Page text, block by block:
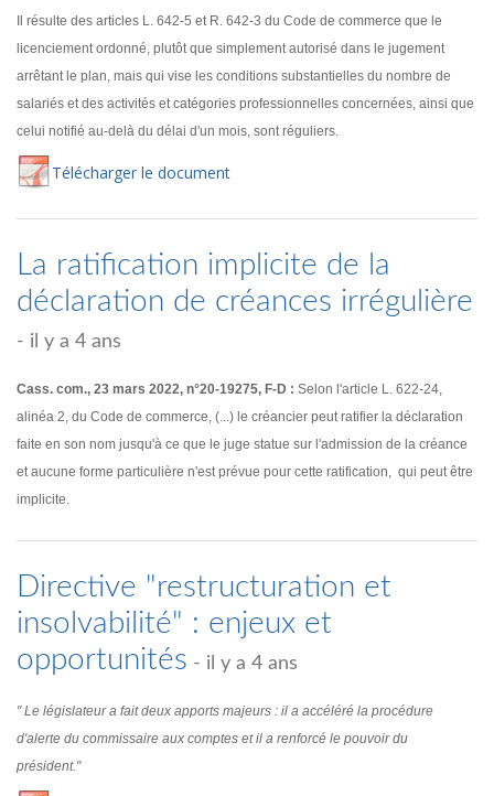
Il résulte des articles L. 642-5 et R. 642-3 du Code de commerce que le
licenciement ordonné, plutôt que simplement autorisé dans le jugement
arrêtant le plan, mais qui vise les conditions substantielles du nombre de
salariés et des activités et catégories professionnelles concernées, ainsi que
celui notifié au-delà du délai d'un mois, sont réguliers.
Télécharger le document
La ratification implicite de la
déclaration de créances irrégulière
- il y a 4 ans
Cass. com., 23 mars 2022, n°20-19275, F-D : Selon l'article L. 622-24,
alinéa 2, du Code de commerce, (...) le créancier peut ratifier la déclaration
faite en son nom jusqu'à ce que le juge statue sur l'admission de la créance
et aucune forme particulière n'est prévue pour cette ratification, qui peut être
implicite.
Directive "restructuration et
insolvabilité" : enjeux et
opportunités - il y a 4 ans
" Le législateur a fait deux apports majeurs : il a accéléré la procédure
d'alerte du commissaire aux comptes et il a renforcé le pouvoir du
président."